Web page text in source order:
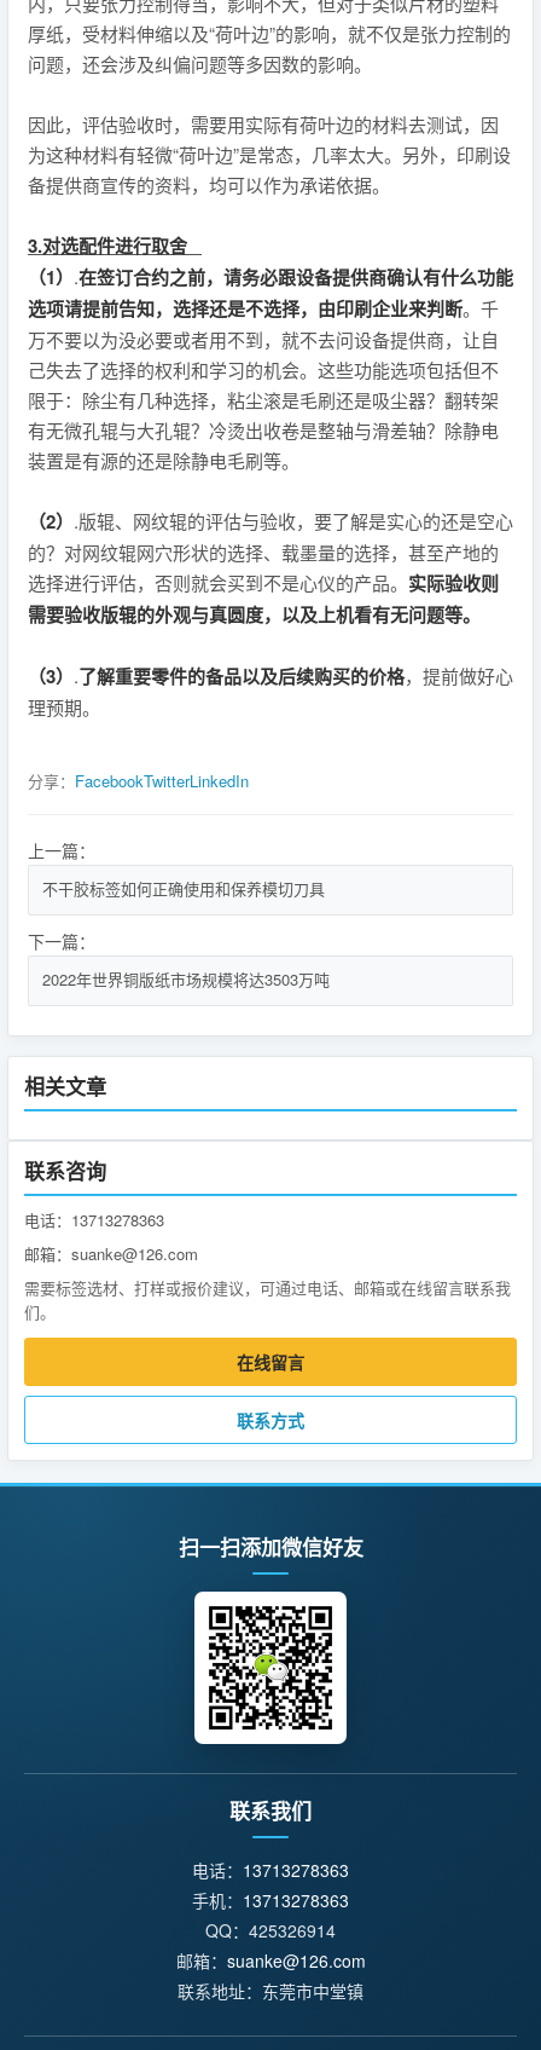
厚纸，受材料伸缩以及“荷叶边”的影响，就不仅是张力控制的
问题，还会涉及纠偏问题等多因数的影响。
因此，评估验收时，需要用实际有荷叶边的材料去测试，因
为这种材料有轻微“荷叶边”是常态，几率太大。另外，印刷设
备提供商宣传的资料，均可以作为承诺依据。
3.对选配件进行取舍
（1） .在签订合约之前，请务必跟设备提供商确认有什么功能
选项请提前告知，选择还是不选择，由印刷企业来判断。千
万不要以为没必要或者用不到，就不去问设备提供商，让自
己失去了选择的权利和学习的机会。这些功能选项包括但不
限于：除尘有几种选择，粘尘滚是毛刷还是吸尘器？翻转架
有无微孔辊与大孔辊？冷烫出收卷是整轴与滑差轴？除静电
装置是有源的还是除静电毛刷等。
（2） .版辊、网纹辊的评估与验收，要了解是实心的还是空心
的？对网纹辊网穴形状的选择、载墨量的选择，甚至产地的
选择进行评估，否则就会买到不是心仪的产品。 实际验收则
需要验收版辊的外观与真圆度，以及上机看有无问题等。
（3） .了解重要零件的备品以及后续购买的价格，提前做好心
理预期。
分享： FacebookTwitterLinkedIn
上一篇：
不干胶标签如何正确使用和保养模切刀具
下一篇：
2022年世界铜版纸市场规模将达3503万吨
相关文章
联系咨询
电话：13713278363
邮箱：suanke@126.com
需要标签选材、打样或报价建议，可通过电话、邮箱或在线留言联系我
们。
在线留言
联系方式
扫一扫添加微信好友
联系我们
电话： 13713278363
手机： 13713278363
QQ：425326914
邮箱： suanke@126.com
联系地址：东莞市中堂镇